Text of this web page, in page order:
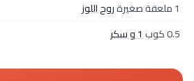
1 ملعقة صغيرة
روح اللوز
0.5 كوب
1 و سكر